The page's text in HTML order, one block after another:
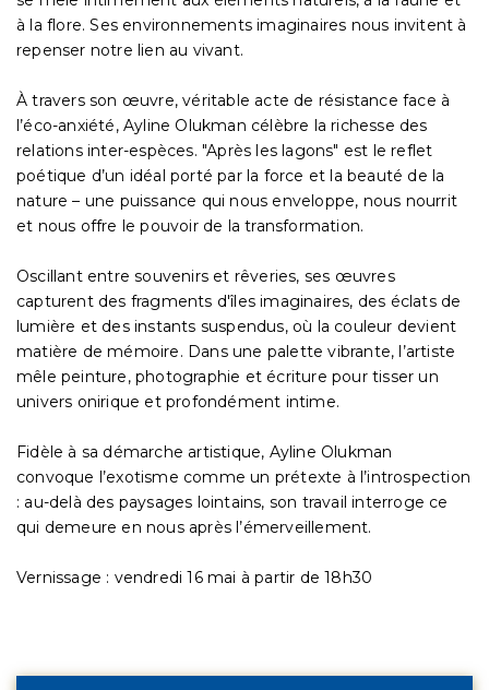
à la flore. Ses environnements imaginaires nous invitent à
repenser notre lien au vivant.
À travers son œuvre, véritable acte de résistance face à
l’éco-anxiété, Ayline Olukman célèbre la richesse des
relations inter-espèces. "Après les lagons" est le reflet
poétique d’un idéal porté par la force et la beauté de la
nature – une puissance qui nous enveloppe, nous nourrit
et nous offre le pouvoir de la transformation.
Oscillant entre souvenirs et rêveries, ses œuvres
capturent des fragments d'îles imaginaires, des éclats de
lumière et des instants suspendus, où la couleur devient
matière de mémoire. Dans une palette vibrante, l’artiste
mêle peinture, photographie et écriture pour tisser un
univers onirique et profondément intime.
Fidèle à sa démarche artistique, Ayline Olukman
convoque l’exotisme comme un prétexte à l’introspection
: au-delà des paysages lointains, son travail interroge ce
qui demeure en nous après l’émerveillement.
Vernissage : vendredi 16 mai à partir de 18h30